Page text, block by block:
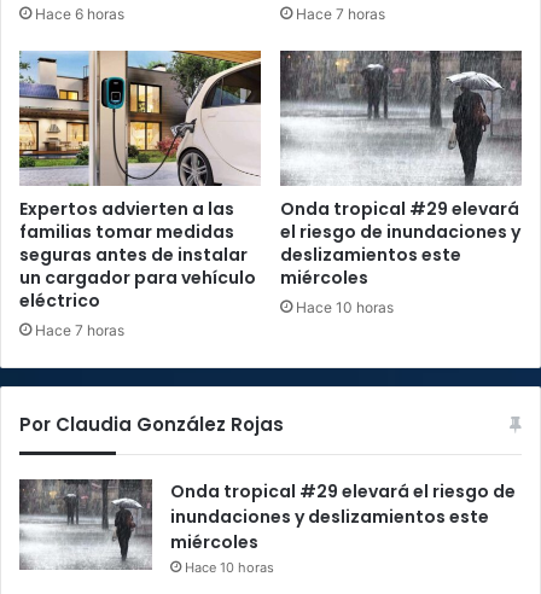
Hace 6 horas Hace 7 horas
Expertos advierten a las
familias tomar medidas
seguras antes de instalar
un cargador para vehículo
eléctrico
Hace 7 horas
Onda tropical #29 elevará
el riesgo de inundaciones y
deslizamientos este
miércoles
Hace 10 horas
Por Claudia González Rojas
Onda tropical #29 elevará el riesgo de
inundaciones y deslizamientos este
miércoles
Hace 10 horas